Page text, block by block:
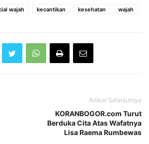
wajah kecantikan kesehatan wajah
Artikel Selanjutnya
KORANBOGOR.com Turut
Berduka Cita Atas Wafatnya
Lisa Raema Rumbewas